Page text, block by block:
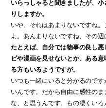
いらっしゃると聞きましたが、
りしますか。
いや、それはあまりないですね
よ。あんまりないですね、その辺
たとえば、自分では物事の良し
ビや漫画を見せないとか、ある
る方もいるようですが。
いつも一緒にいると分かるので
いんです。だから自由に感性の
な、と思うんです。もの凄くい